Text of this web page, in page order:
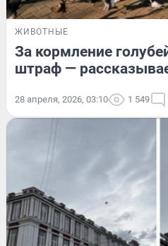
ЖИВОТНЫЕ
За кормление
штраф —
28 апреля, 2026, 03:10 1 549